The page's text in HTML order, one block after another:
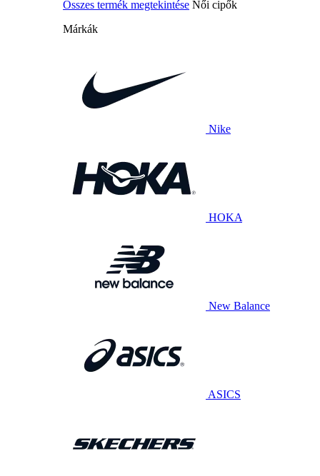
Összes termék megtekintése Női cipők
Márkák
Nike
HOKA
New Balance
ASICS